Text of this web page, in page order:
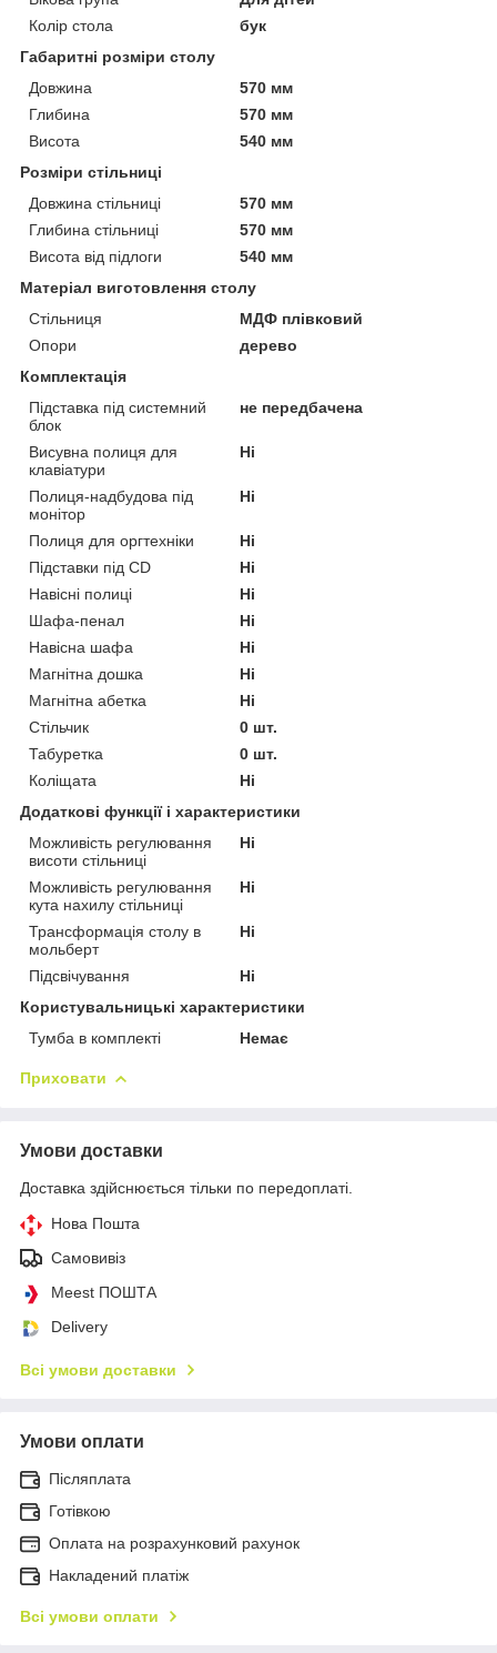
Колір стола
бук
Габаритні розміри столу
Довжина
570 мм
Глибина
570 мм
Висота
540 мм
Розміри стільниці
Довжина стільниці
570 мм
Глибина стільниці
570 мм
Висота від підлоги
540 мм
Матеріал виготовлення столу
Стільниця
МДФ плівковий
Опори
дерево
Комплектація
Підставка під системний
блок
не передбачена
Висувна полиця для
клавіатури
Ні
Полиця-надбудова під
монітор
Ні
Полиця для оргтехніки
Ні
Підставки під СD
Ні
Навісні полиці
Ні
Шафа-пенал
Ні
Навісна шафа
Ні
Магнітна дошка
Ні
Магнітна абетка
Ні
Стільчик
0 шт.
Табуретка
0 шт.
Коліщата
Ні
Додаткові функції і характеристики
Можливість регулювання
висоти стільниці
Ні
Можливість регулювання
кута нахилу стільниці
Ні
Трансформація столу в
мольберт
Ні
Підсвічування
Ні
Користувальницькі характеристики
Тумба в комплекті
Немає
Приховати
Умови доставки
Доставка здійснюється тільки по передоплаті.
Нова Пошта
Самовивіз
Meest ПОШТА
Delivery
Всі умови доставки
Умови оплати
Післяплата
Готівкою
Оплата на розрахунковий рахунок
Накладений платіж
Всі умови оплати